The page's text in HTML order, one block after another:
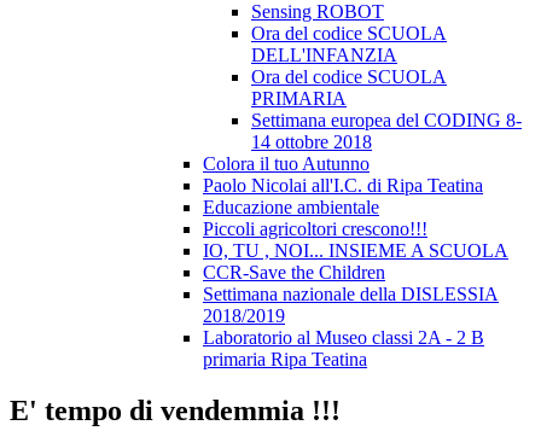
Sensing ROBOT
Ora del codice SCUOLA
DELL'INFANZIA
Ora del codice SCUOLA
PRIMARIA
Settimana europea del CODING 8-
14 ottobre 2018
Colora il tuo Autunno
Paolo Nicolai all'I.C. di Ripa Teatina
Educazione ambientale
Piccoli agricoltori crescono!!!
IO, TU , NOI... INSIEME A SCUOLA
CCR-Save the Children
Settimana nazionale della DISLESSIA
2018/2019
Laboratorio al Museo classi 2A - 2 B
primaria Ripa Teatina
E' tempo di vendemmia !!!